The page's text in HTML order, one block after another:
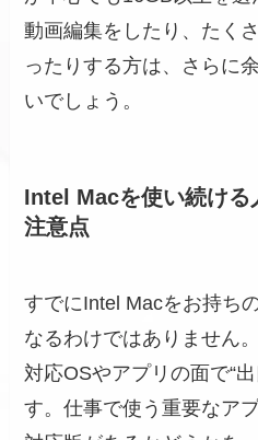
動画編集をしたり、たく
ったりする方は、さらに
いでしょう。
Intel Macを使い続ける
注意点
すでにIntel Macをお持ち
なるわけではありません
対応OSやアプリの面で“
す。仕事で使う重要なア